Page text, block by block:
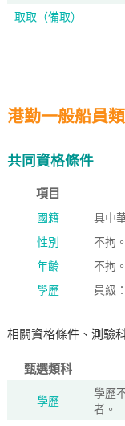
取取（備取）
港勤一般船員
共同資格條件
項目
國籍
具中
性別
不拘。
年齡
不拘。
學歷
員級
相關資格條件、測驗
甄選類科
學歷
學歷
者。